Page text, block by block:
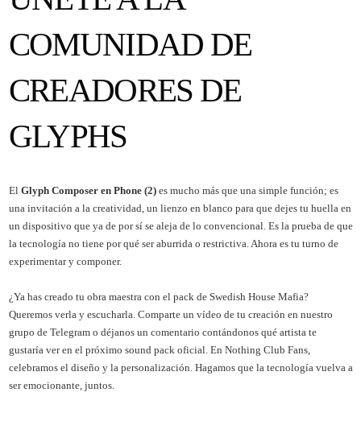
COMUNIDAD DE
CREADORES DE
GLYPHS
El Glyph Composer en Phone (2)es mucho más que una simple función; es
una invitación a la creatividad, un lienzo en blanco para que dejes tu huella en
un dispositivo que ya de por sí se aleja de lo convencional. Es la prueba de que
la tecnología no tiene por qué ser aburrida o restrictiva. Ahora es tu turno de
experimentar y componer.
¿Ya has creado tu obra maestra con el pack de Swedish House Mafia?
Queremos verla y escucharla. Comparte un vídeo de tu creación en nuestro
grupo de Telegram o déjanos un comentario contándonos qué artista te
gustaría ver en el próximo sound pack oficial. En Nothing Club Fans,
celebramos el diseño y la personalización. Hagamos que la tecnología vuelva a
ser emocionante, juntos.